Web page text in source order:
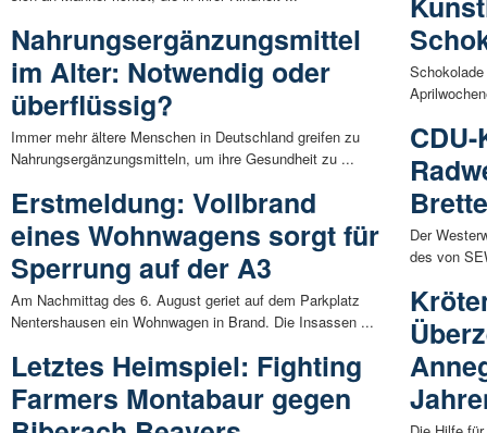
Nahrungsergänzungsmittel
im Alter: Notwendig oder
überflüssig?
Immer mehr ältere Menschen in Deutschland greifen zu
Nahrungsergänzungsmitteln, um ihre Gesundheit zu ...
Erstmeldung: Vollbrand
eines Wohnwagens sorgt für
Sperrung auf der A3
Am Nachmittag des 6. August geriet auf dem Parkplatz
Nentershausen ein Wohnwagen in Brand. Die Insassen ...
Letztes Heimspiel: Fighting
Farmers Montabaur gegen
Der
des von